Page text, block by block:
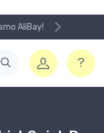
AliBay!